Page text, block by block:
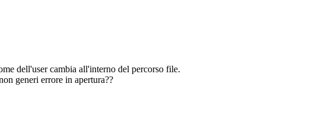
dell'user cambia all'interno del percorso file.
generi errore in apertura??